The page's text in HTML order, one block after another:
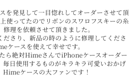
を発見して一目惚れしてオーダーさせて頂
使ってたのでリボンのスワロフスキーの糸
理を依頼させて頂きました。
ださり、新品の時のように修理してくださ
ケースを使えて幸せです。
ら絶対HimeさんでiPhoneケースオーダー
毎日使用するものがキラキラ可愛いおかげ
ケースの大ファンです！